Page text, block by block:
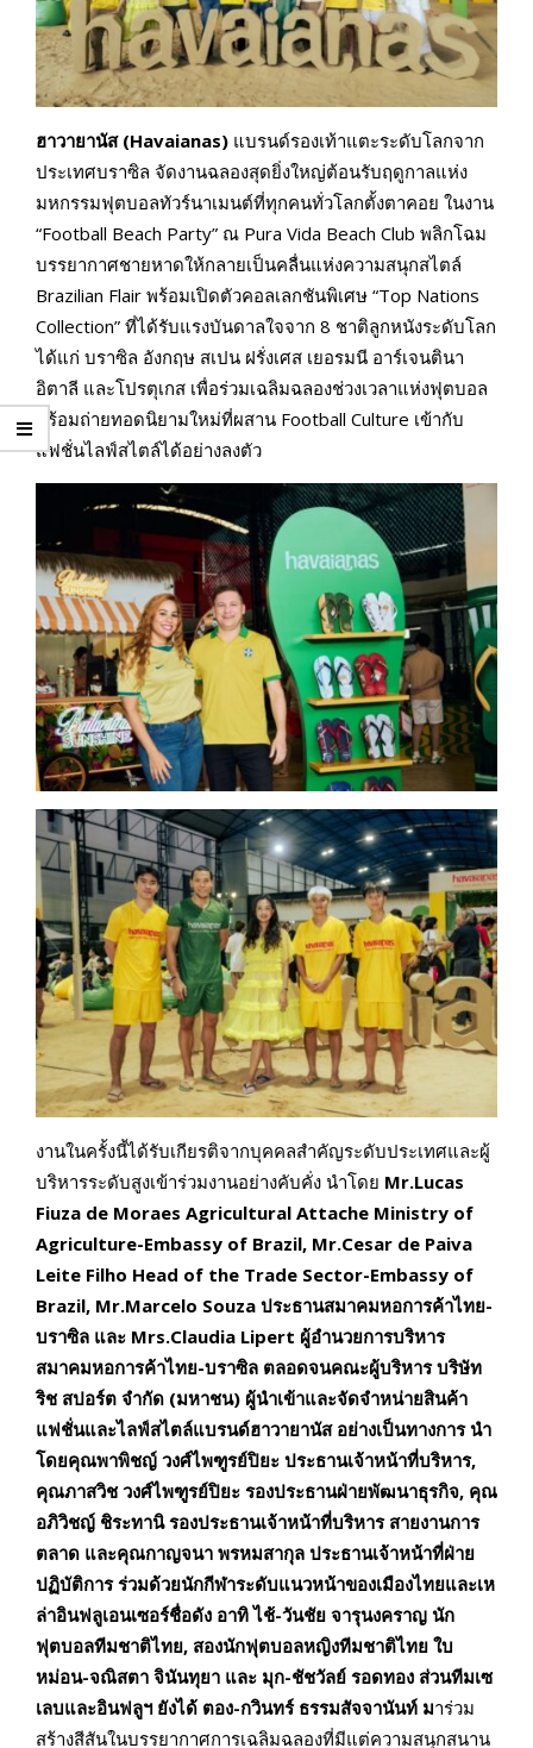
ฮาวายานัส (Havaianas) แบรนด์รองเท้าแตะระดับโลกจาก
ประเทศบราซิล จัดงานฉลองสุดยิ่งใหญ่ต้อนรับฤดูกาลแห่ง
มหกรรมฟุตบอลทัวร์นาเมนต์ที่ทุกคนทั่วโลกตั้งตาคอย ในงาน
“Football Beach Party” ณ Pura Vida Beach Club พลิกโฉม
บรรยากาศชายหาดให้กลายเป็นคลื่นแห่งความสนุกสไตล์
Brazilian Flair พร้อมเปิดตัวคอลเลกชันพิเศษ “Top Nations
Collection” ที่ได้รับแรงบันดาลใจจาก 8 ชาติลูกหนังระดับโลก
ได้แก่ บราซิล อังกฤษ สเปน ฝรั่งเศส เยอรมนี อาร์เจนตินา
อิตาลี และโปรตุเกส เพื่อร่วมเฉลิมฉลองช่วงเวลาแห่งฟุตบอล
พร้อมถ่ายทอดนิยามใหม่ที่ผสาน Football Culture เข้ากับ
แฟชั่นไลฟ์สไตล์ได้อย่างลงตัว
งานในครั้งนี้ได้รับเกียรติจากบุคคลสำคัญระดับประเทศและผู้
บริหารระดับสูงเข้าร่วมงานอย่างคับคั่ง นำโดย Mr.Lucas
Fiuza de Moraes Agricultural Attache Ministry of
Agriculture-Embassy of Brazil, Mr.Cesar de Paiva
Leite Filho Head of the Trade Sector-Embassy of
Brazil, Mr.Marcelo Souza ประธานสมาคมหอการค้าไทย-
บราซิล และ Mrs.Claudia Lipert ผู้อำนวยการบริหาร
สมาคมหอการค้าไทย-บราซิล ตลอดจนคณะผู้บริหาร บริษัท
ริช สปอร์ต จำกัด (มหาชน) ผู้นำเข้าและจัดจำหน่ายสินค้า
แฟชั่นและไลฟ์สไตล์แบรนด์ฮาวายานัส อย่างเป็นทางการ นำ
โดยคุณพาพิชญ์ วงศ์ไพฑูรย์ปิยะ ประธานเจ้าหน้าที่บริหาร,
คุณภาสวิช วงศ์ไพฑูรย์ปิยะ รองประธานฝ่ายพัฒนาธุรกิจ, คุณ
อภิวิชญ์ ชิระทานิ รองประธานเจ้าหน้าที่บริหาร สายงานการ
ตลาด และคุณกาญจนา พรหมสากุล ประธานเจ้าหน้าที่ฝ่าย
ปฏิบัติการ ร่วมด้วยนักกีฬาระดับแนวหน้าของเมืองไทยและเห
ล่าอินฟลูเอนเซอร์ชื่อดัง อาทิ ไช้-วันชัย จารุนงคราญ นัก
ฟุตบอลทีมชาติไทย, สองนักฟุตบอลหญิงทีมชาติไทย ใบ
หม่อน-จณิสตา จินันทุยา และ มุก-ชัชวัลย์ รอดทอง ส่วนทีมเซ
เลบและอินฟลูฯ ยังได้ ตอง-กวินทร์ ธรรมสัจจานันท์ มาร่วม
สร้างสีสันในบรรยากาศการเฉลิมฉลองที่มีแต่ความสนุกสนาน